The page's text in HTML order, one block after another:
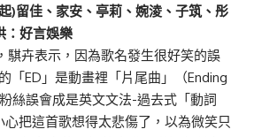
)留佳、家安、亭莉、婉淩、子筑、彤
好言娛樂
騏卉表示，因為歌名發生很好笑的誤
「ED」是動畫裡「片尾曲」（Ending
絲誤會成是英文文法-過去式「動詞
把這首歌想得太悲傷了，以為微笑只